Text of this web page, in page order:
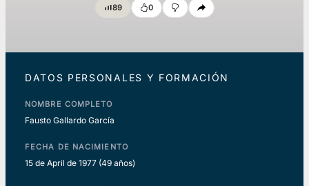
89 0
DATOS PERSONALES Y FORMACIÓN
NOMBRE COMPLETO
Fausto Gallardo García
FECHA DE NACIMIENTO
15 de April de 1977 (49 años)